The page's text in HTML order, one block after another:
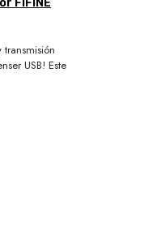
USB! Este